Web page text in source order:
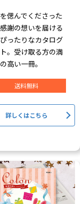
偲んでくださった
謝の想いを届ける
ったりなカタログ
。受け取る方の満
高い一冊。
送料無料
詳しくはこちら